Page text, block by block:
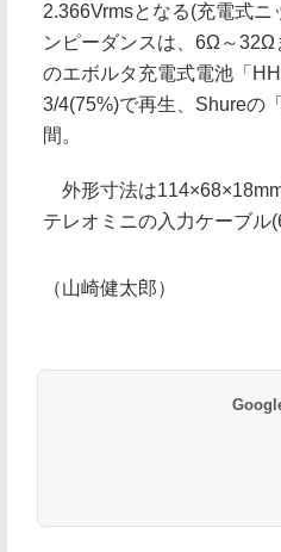
2.366Vrmsとなる(充電式
ンピーダンスは、6Ω～32Ω
のエボルタ充電式電池「
3/4(75%)で再生、Shureの
間。
外形寸法は
テレオミニの入力ケーブル
（山崎健太郎）